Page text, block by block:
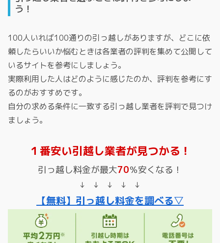
う！
100人いれば100通りの引っ越しがありますが、どこに依
頼したらいいか悩むときは各業者の評判を集めて公開して
いるサイトを参考にしましょう。
実際利用した人はどのように感じたのか、評判を参考にす
るのがおすすめです。
自分の求める条件に一致する引っ越し業者を評判で見つけ
ましょう。
１番安い引越し業者が見つかる！
引っ越し料金が最大70％安くなる！
↓ ↓ ↓ ↓ ↓
【無料】引っ越し料金を調べる▽